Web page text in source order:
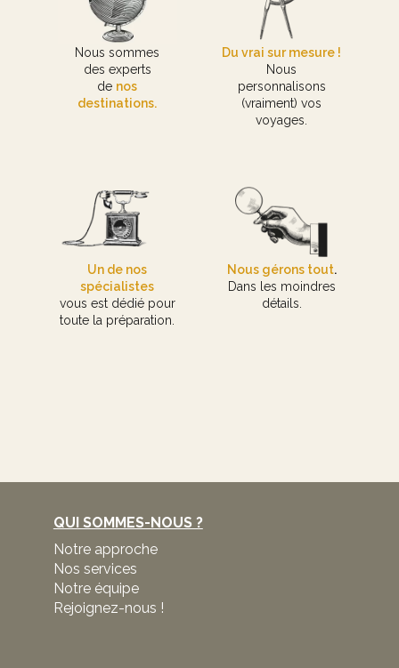
Nous sommes
des experts
de nos
destinations.
Du vrai sur mesure !
Nous
personnalisons
(vraiment) vos
voyages.
Un de nos
spécialistes
vous est dédié pour
toute la préparation.
Nous gérons tout.
Dans les moindres
détails.
QUI SOMMES-NOUS ?
Notre approche
Nos services
Notre équipe
Rejoignez-nous !